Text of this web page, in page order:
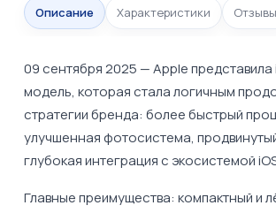
Описание Характеристики Отзывы
09 сентября 2025 — Apple представила
модель, которая стала логичным
стратегии бренда: более быстрый
улучшенная фотосистема,
глубокая интеграция с экосистемой
Главные преимущества: компактный и